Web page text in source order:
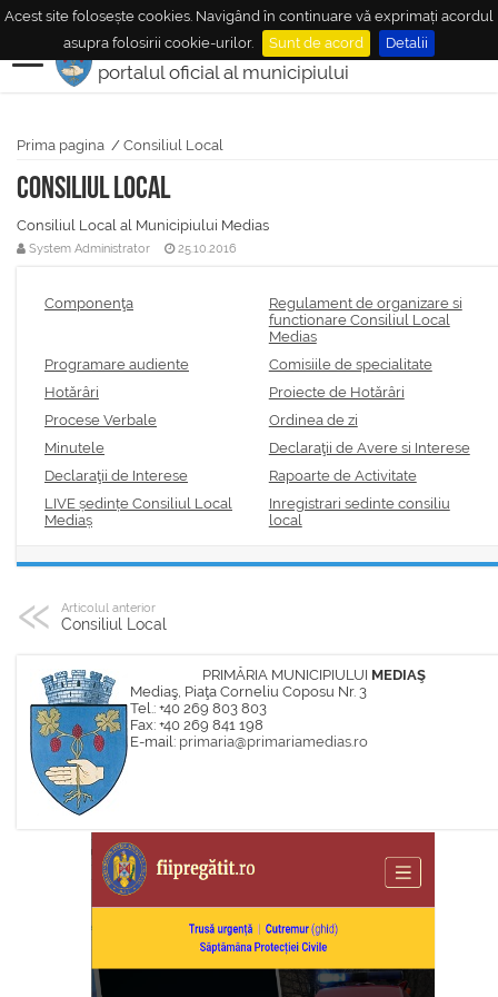
Acest site folosește cookies. Navigând în continuare vă exprimați acordul
asupra folosirii cookie-urilor.
Sunt de acord Detalii
MUNICIPIULMEDIAŞ
portalul oficial al municipiului
Prima pagina / Consiliul Local
Consiliul Local
Consiliul Local al Municipiului Medias
System Administrator 25.10.2016
Componenţa
Regulament de organizare si
functionare Consiliul Local
Medias
Programare audiente
Comisiile de specialitate
Hotărâri
Proiecte de Hotărâri
Procese Verbale
Ordinea de zi
Minutele
Declaraţii de Avere si Interese
Declaraţii de Interese
Rapoarte de Activitate
LIVE ședințe Consiliul Local
Mediaș
Inregistrari sedinte consiliu
local
Articolul anterior
Consiliul Local
PRIMĂRIA MUNICIPIULUI MEDIAŞ
Mediaş, Piaţa Corneliu Coposu Nr. 3
Tel.: +40 269 803 803
Fax: +40 269 841 198
E-mail: primaria@primariamedias.ro